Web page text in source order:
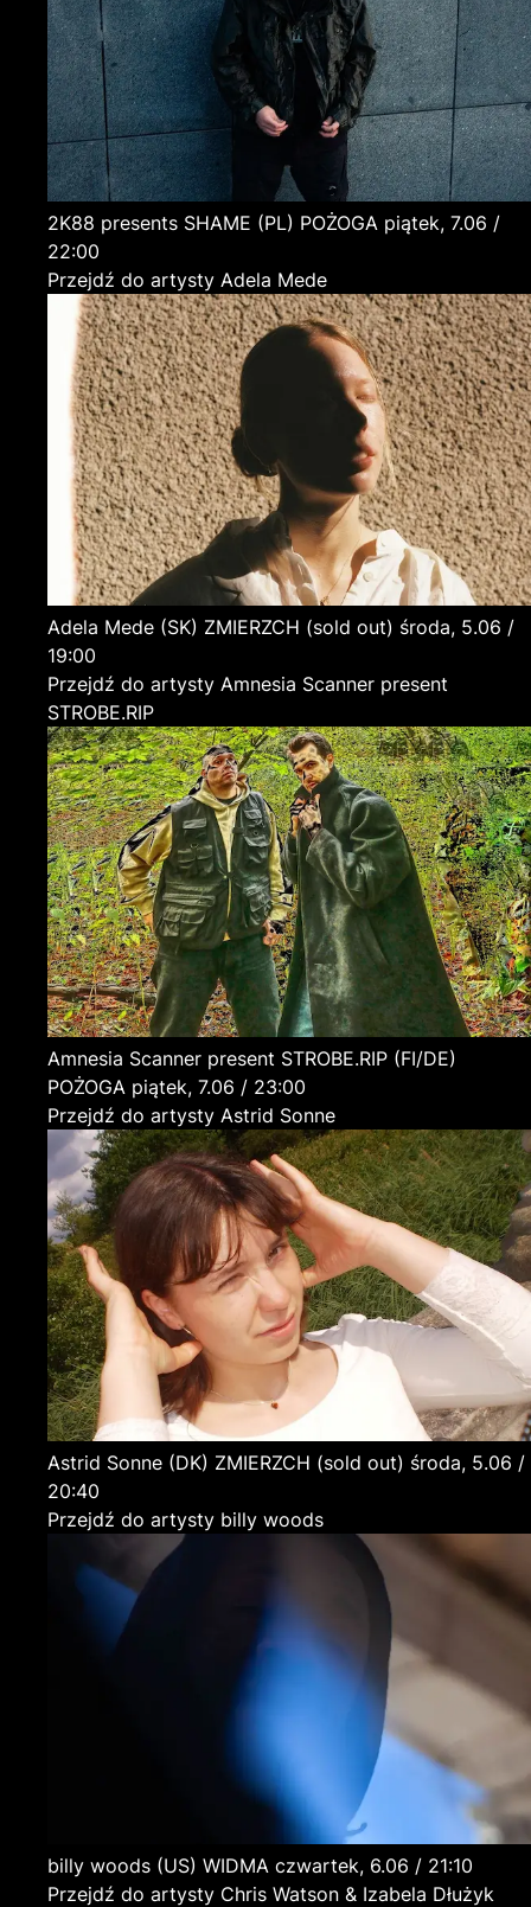
2K88 presents SHAME (PL) POŻOGA piątek, 7.06 /
22:00
Przejdź do artysty Adela Mede
Adela Mede (SK) ZMIERZCH (sold out) środa, 5.06 /
19:00
Przejdź do artysty Amnesia Scanner present
STROBE.RIP
Amnesia Scanner present STROBE.RIP (FI/DE)
POŻOGA
piątek, 7.06 / 23:00
Przejdź do artysty Astrid Sonne
Astrid Sonne (DK) ZMIERZCH (sold out) środa, 5.06 /
20:40
Przejdź do artysty billy woods
billy woods (US) WIDMA
czwartek, 6.06 / 21:10
Przejdź do artysty Chris Watson & Izabela Dłużyk